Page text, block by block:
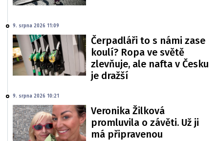
9. srpna 2026 11:09
Čerpadláři to s námi zase
koulí? Ropa ve světě
zlevňuje, ale nafta v Česku
je dražší
9. srpna 2026 10:21
Veronika Žilková
promluvila o závěti. Už ji
má připravenou